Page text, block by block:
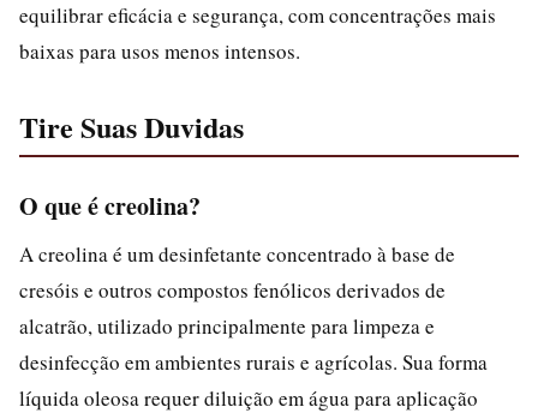
equilibrar eficácia e segurança, com concentrações mais
baixas para usos menos intensos.
Tire Suas Duvidas
O que é creolina?
A creolina é um desinfetante concentrado à base de
cresóis e outros compostos fenólicos derivados de
alcatrão, utilizado principalmente para limpeza e
desinfecção em ambientes rurais e agrícolas. Sua forma
líquida oleosa requer diluição em água para aplicação